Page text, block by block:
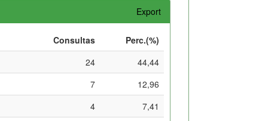
Export
Consultas
Perc.(%)
24
44,44
7
12,96
4
7,41